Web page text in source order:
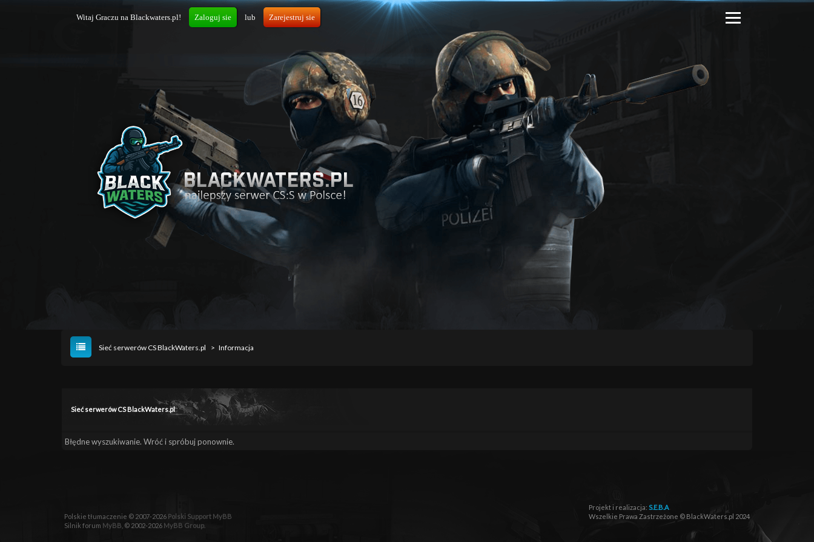
Witaj Graczu na Blackwaters.pl! Zaloguj sie lub Zarejestruj sie
Sieć serwerów CS BlackWaters.pl > Informacja
Sieć serwerów CS BlackWaters.pl
Błędne wyszukiwanie. Wróć i spróbuj ponownie.
Projekt i realizacja:S.E.B.A
Wszelkie Prawa Zastrzeżone © BlackWaters.pl 2024
Polskie tłumaczenie © 2007-2026 Polski Support MyBB
Silnik forum MyBB , © 2002-2026 MyBB Group.